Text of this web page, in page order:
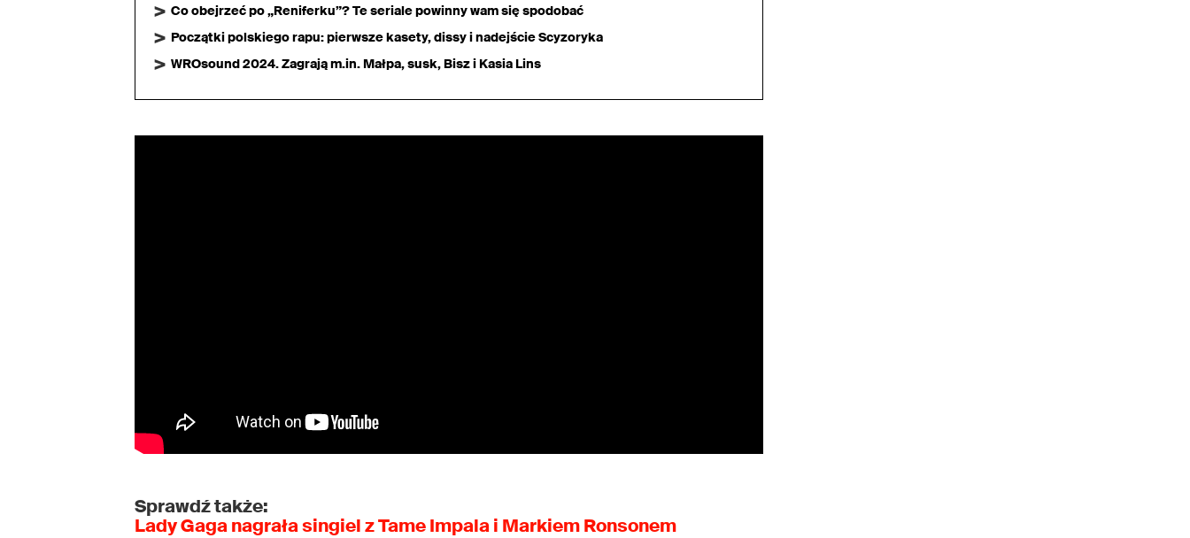
Co obejrzeć po „Reniferku”? Te seriale powinny wam się spodobać
Początki polskiego rapu: pierwsze kasety, dissy i nadejście Scyzoryka
WROsound 2024. Zagrają m.in. Małpa, susk, Bisz i Kasia Lins
Sprawdź także:
Lady Gaga nagrała singiel z Tame Impala i Markiem Ronsonem